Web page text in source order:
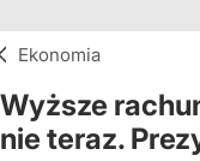
Ekonomia
Wyższe
nie teraz.